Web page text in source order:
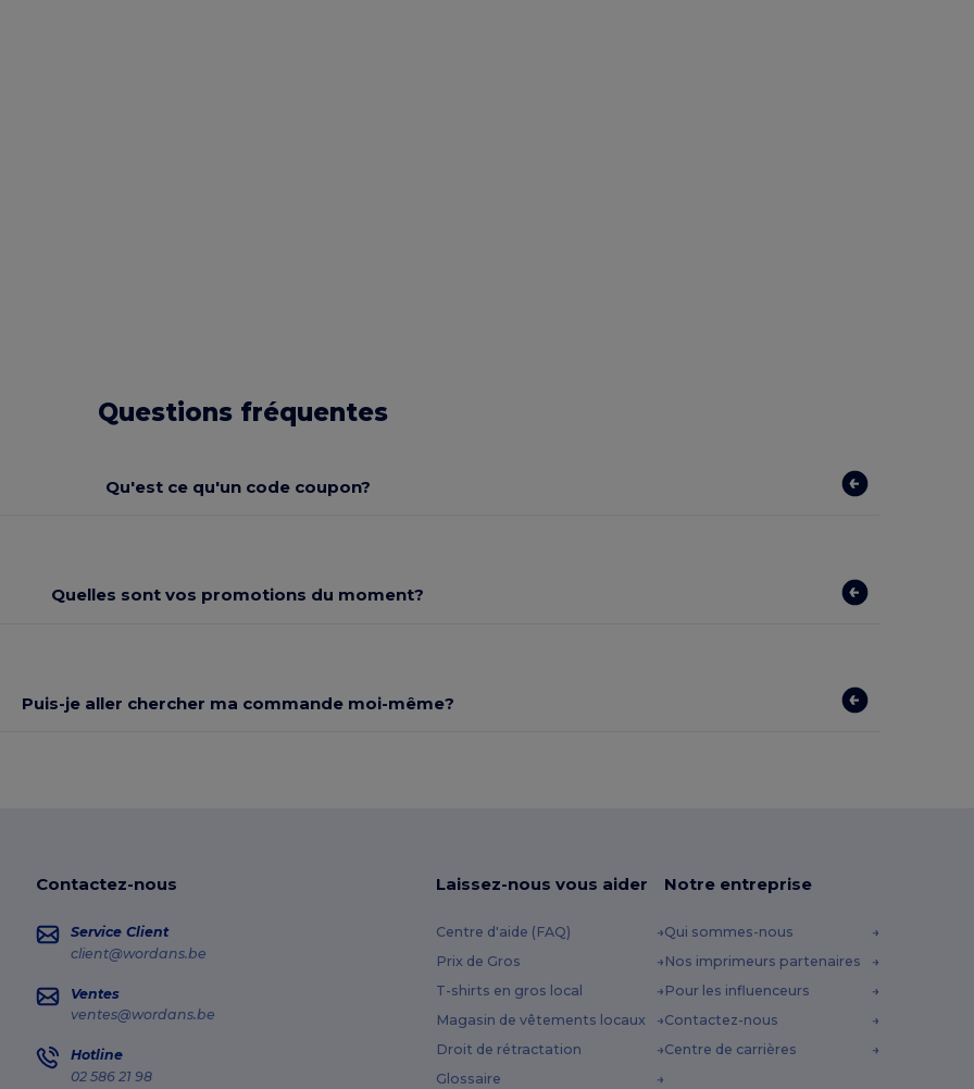
Questions fréquentes
Qu'est ce qu'un code coupon?
Quelles sont vos promotions du moment?
Puis-je aller chercher ma commande moi-même?
Contactez-nous
Service Client
client@wordans.be
Ventes
ventes@wordans.be
Hotline
02 586 21 98
Laissez-nous vous aider
Centre d'aide (FAQ)
Prix de Gros
T-shirts en gros local
Magasin de vêtements locaux
Droit de rétractation
Glossaire
Notre entreprise
Qui sommes-nous
Nos imprimeurs partenaires
Pour les influenceurs
Contactez-nous
Centre de carrières